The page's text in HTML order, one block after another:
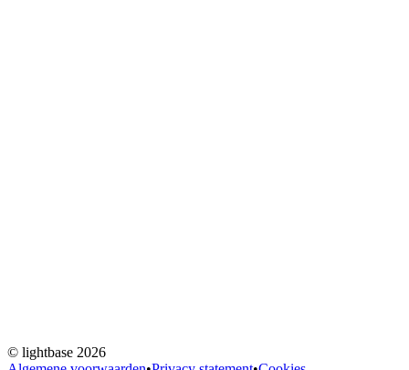
© lightbase 2026